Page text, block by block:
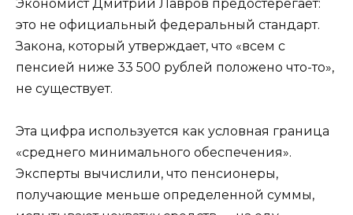
Экономист Дмитрий Лавров предостерегает:
это не официальный федеральный стандарт.
Закона, который утверждает, что «всем с
пенсией ниже 33 500 рублей положено что-то»,
не существует.
Эта цифра используется как условная граница
«среднего минимального обеспечения».
Эксперты вычислили, что пенсионеры,
получающие меньше определенной суммы,